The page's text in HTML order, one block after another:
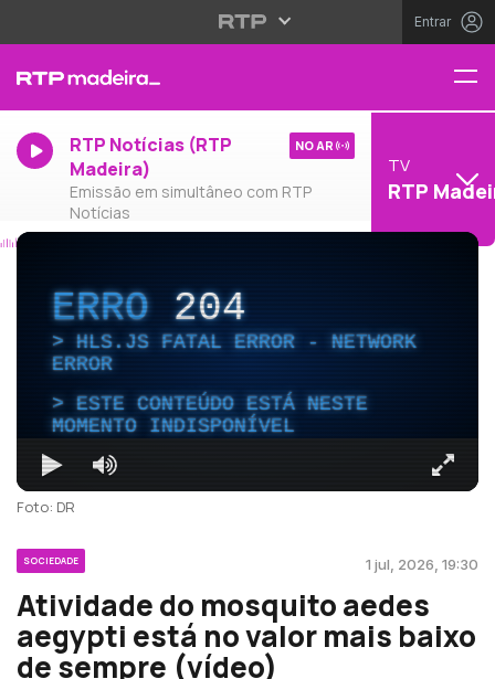
Entrar
RTP Notícias (RTP
Madeira)
Emissão em simultâneo com RTP
Notícias
NO AR
TV
RTP
ERRO204
HLS.JS FATAL ERROR - NETWORK
ERROR
ESTE CONTEÚDO ESTÁ NESTE
MOMENTO INDISPONÍVEL
Foto: DR
SOCIEDADE 1 jul, 2026, 19:30
Atividade do mosquito aedes
aegypti está no valor mais baixo
de sempre (vídeo)